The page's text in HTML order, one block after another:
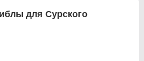
для Сурского